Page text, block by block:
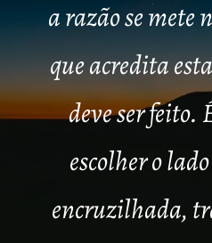
a razão se mete
que acredita
deve ser feito.
escolher o
encruzilhada,